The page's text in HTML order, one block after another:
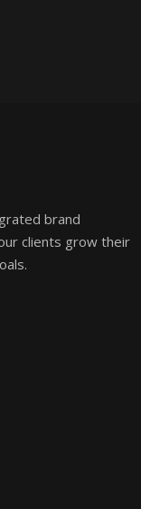
brand
clients grow their